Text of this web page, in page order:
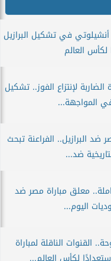
في تشكيل البرازيل
العالم
لإنتزاع الفوز.. تشكيل
المواجهة...
ضد البرازيل.. الفراعنة تبحث
ضد...
معلق مباراة مصر ضد
اليوم...
القنوات الناقلة لمباراة